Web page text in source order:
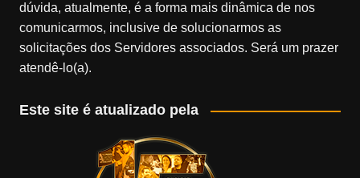
dúvida, atualmente, é a forma mais dinâmica de nos
comunicarmos, inclusive de solucionarmos as
solicitações dos Servidores associados. Será um prazer
atendê-lo(a).
Este site é atualizado pela